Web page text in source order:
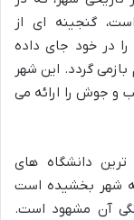
گنجینه ای از
در خود جای داده
گردد. این شهر
و جوش را ارائه می
ترین دانشگاه های
به شهر بخشیده است
آن مشهود است.